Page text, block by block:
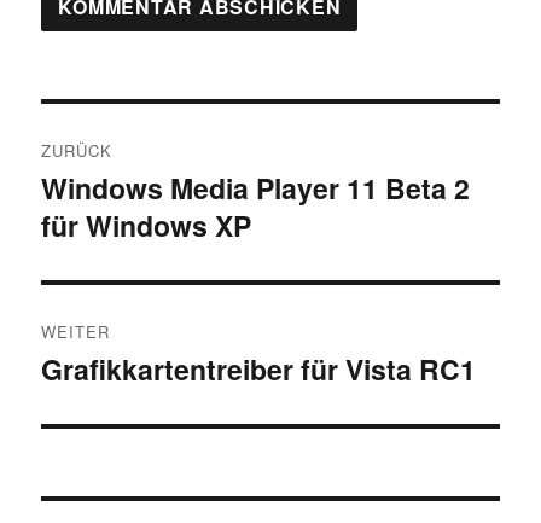
ZURÜCK
Vorheriger
Beitrag:
Windows Media Player 11 Beta 2
für Windows XP
WEITER
Nächster
Grafikkartentreiber für Vista RC1